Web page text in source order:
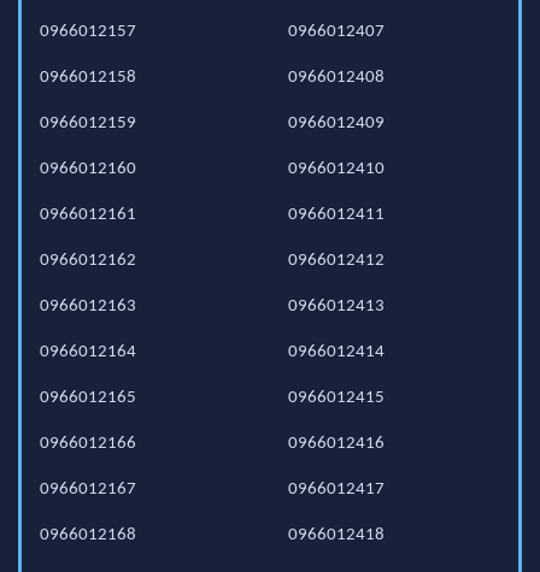
0966012157
0966012158
0966012159
0966012160
0966012161
0966012162
0966012163
0966012164
0966012165
0966012166
0966012167
0966012168
0966012407
0966012408
0966012409
0966012410
0966012411
0966012412
0966012413
0966012414
0966012415
0966012416
0966012417
0966012418